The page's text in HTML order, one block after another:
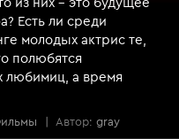
Есть ли среди
молодых актрис те,
полюбятся
любимиц, а время
| Автор: gray